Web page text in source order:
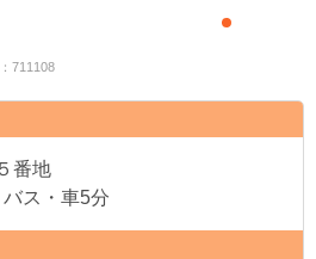
711108
番地
ス・車5分